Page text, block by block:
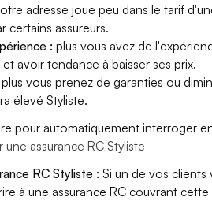
adresse joue peu dans le tarif
certains assureurs.
:plus vous avez de
avoir tendance à baisser ses prix.
plus vous prenez de garanties ou
élevé Styliste.
pour automatiquement interroger
une assurance RC Styliste
RC Styliste : Si un de vos clients
à une assurance RC couvrant